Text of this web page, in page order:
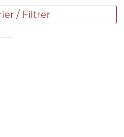
Achetez facilement votre briquet
pas à offrir à un proche ce
occasions.
/ Filtrer